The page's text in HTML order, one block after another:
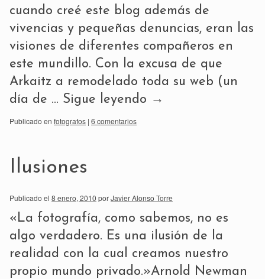
cuando creé este blog además de
vivencias y pequeñas denuncias, eran las
visiones de diferentes compañeros en
este mundillo. Con la excusa de que
Arkaitz a remodelado toda su web (un
día de … Sigue leyendo →
Publicado en fotografos | 6 comentarios
Ilusiones
Publicado el 8 enero, 2010 porJavier Alonso Torre
«La fotografía, como sabemos, no es
algo verdadero. Es una ilusión de la
realidad con la cual creamos nuestro
propio mundo privado.»Arnold Newman